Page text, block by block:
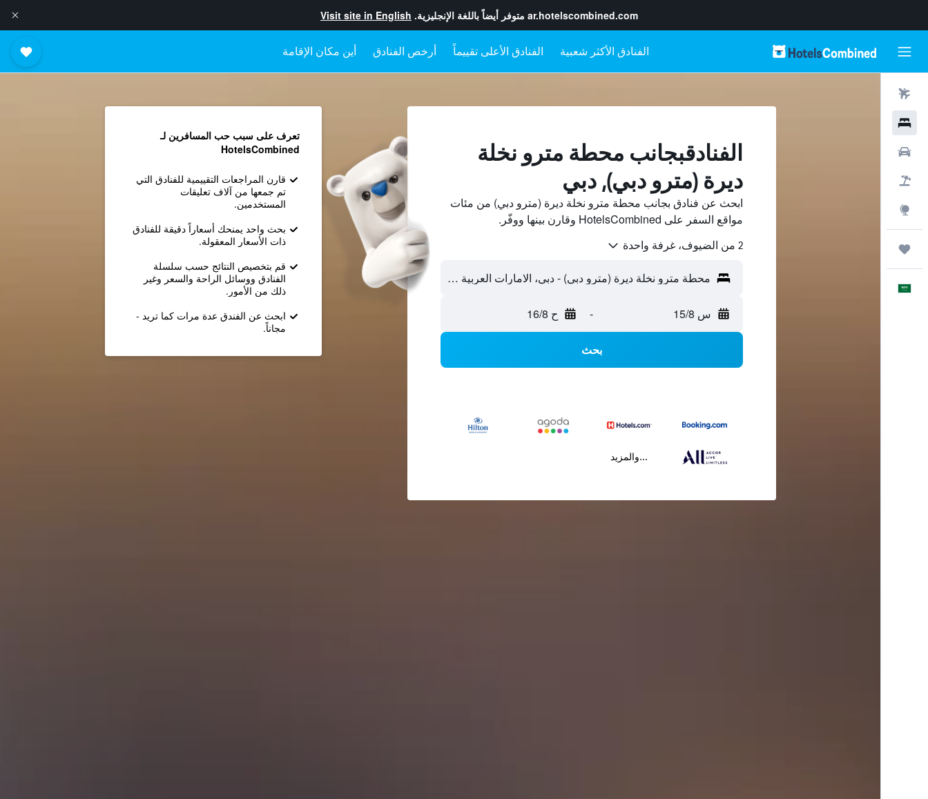
ar.hotelscombined.com متوفر أيضاً باللغة الإنجليزية. Visit site in English
الفنادق الأعلى تقييماً أرخص الفنادق أين مكان الإقامة
الفنادقبجانب محطة مترو نخلة
ديرة (مترو دبي), دبي
ابحث عن فنادق بجانب محطة مترو نخلة ديرة (مترو دبي) من مئات
مواقع السفر على HotelsCombined وقارن بينها ووفّر.
2 من الضيوف، غرفة واحدة
س 15/8 - ح 16/8
بحث
...والمزيد
تعرف على سبب حب المسافرين لـ
HotelsCombined
قارن المراجعات التقييمية للفنادق التي
تم جمعها من آلاف تعليقات
المستخدمين.
بحث واحد يمنحك أسعاراً دقيقة للفنادق
ذات الأسعار المعقولة.
قم بتخصيص النتائج حسب سلسلة
الفنادق ووسائل الراحة والسعر وغير
ذلك من الأمور.
ابحث عن الفندق عدة مرات كما تريد -
مجاناً.